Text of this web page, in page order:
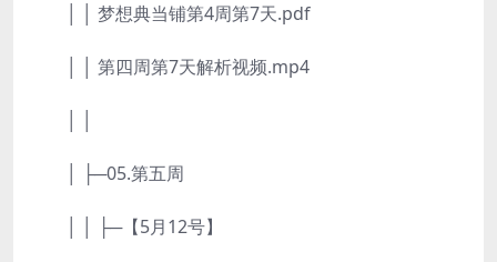
│ │ 梦想典当铺第4周第7天.pdf
│ │ 第四周第7天解析视频.mp4
│ ├─05.第五周
│ │ ├─【5月12号】